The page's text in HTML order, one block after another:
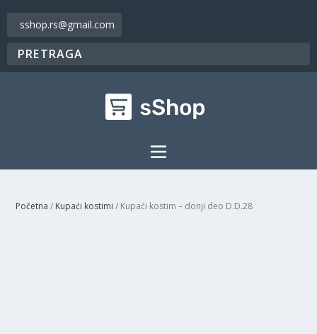
sshop.rs@gmail.com
Početna / Kupaći kostimi / Kupaći kostim – donji deo D.D.28